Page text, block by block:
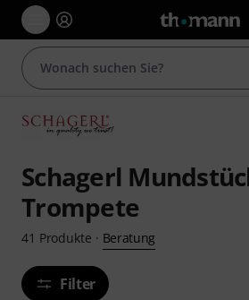
Schagerl
Trompete
41 Produkte · Beratung
Filter